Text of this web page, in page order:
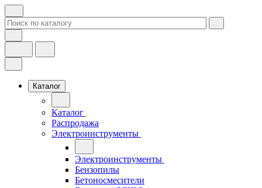
Каталог
Каталог
Распродажа
Электроинструменты
Электроинструменты
Бензопилы
Бетоносмесители